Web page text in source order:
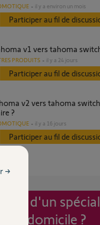
il y a environ un mois
Participer au fil de
v1 vers tahoma
PRODUITS il y a 24 jours
Participer au fil de
?
il y a 16 jours
Participer au fil de
d'un
mon domicile ?
→